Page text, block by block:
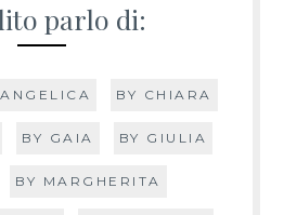
parlo di:
BY CHIARA
BY GAIA BY GIULIA
BY MARGHERITA